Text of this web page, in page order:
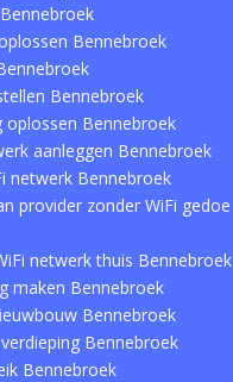
Bennebroek
Bennebroek
Bennebroek
aanleggen Bennebroek
netwerk Bennebroek
provider zonder WiFi gedoe
netwerk thuis Bennebroek
maken Bennebroek
Bennebroek
Bennebroek
Bennebroek